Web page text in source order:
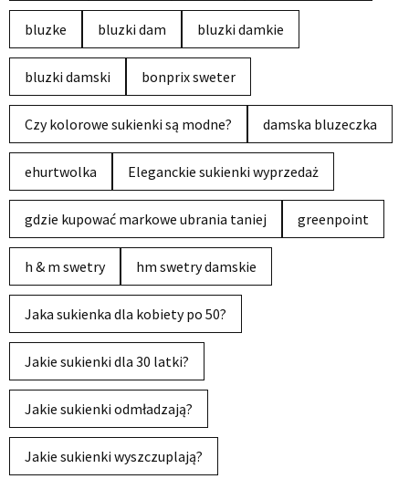
bluzke bluzki dam bluzki damkie
bluzki damski bonprix sweter
Czy kolorowe sukienki są modne? damska bluzeczka
ehurtwolka Eleganckie sukienki wyprzedaż
gdzie kupować markowe ubrania taniej greenpoint
h & m swetry hm swetry damskie
Jaka sukienka dla kobiety po 50?
Jakie sukienki dla 30 latki?
Jakie sukienki odmładzają?
Jakie sukienki wyszczuplają?